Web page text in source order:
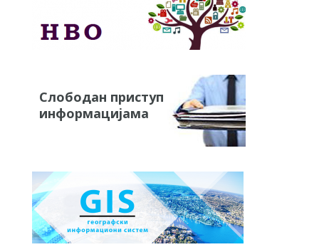
Слободан приступ
информацијама